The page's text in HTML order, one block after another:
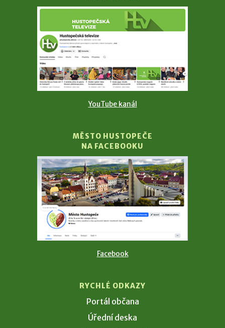
YouTube kanál
MĚSTO HUSTOPEČE
NA FACEBOOKU
Facebook
RYCHLÉ ODKAZY
Portál občana
Úřední deska